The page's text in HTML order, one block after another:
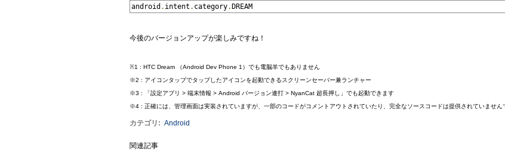
android . intent . category.DREAM
今後のバージョンアップが楽しみですね！
※1 : HTC Dream （Android Dev Phone 1）でも電脳羊でもありません
※2 : アイコンタップでタップしたアイコンを起動できるスクリーンセーバー兼ランチャー
※3 : 「設定アプリ > 端末情報 > Android バージョン連打 > NyanCat 超長押し」でも起動できます
※4 : 正確には、管理画面は実装されていますが、一部のコードがコメントアウトされていたり、完全なソースコードは提供されていません
カテゴリ : Android
関連記事